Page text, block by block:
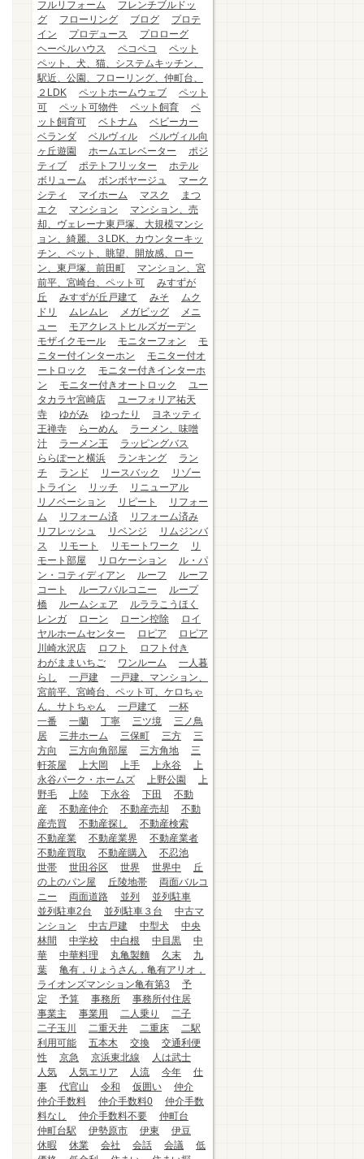
フルリフォーム
フレンチブルドッ
グ
フローリング ブログ
プロテ
イン
プロデュース
プロローグ
ヘーベルハウス
ペコペコ
ペット
ペット、犬、猫、システムキッチン、
駅近、公園、フローリング、仲町台、
２LDK
ペットホームウェブ
ペット
可
ペット可物件 ペット飼育
ペ
ット飼育可
ベトナム
ベビーカー
ベランダ
ベルヴィル
ベルヴィル向
ヶ丘遊園
ホームエレベーター
ポジ
ティブ
ポテトフリッター
ホテル
ボリューム
ボンボヤージュ
マーク
シティ
マイホーム マスク
まつ
エク
マンション
マンション、売
却、ヴェレーナ東戸塚、大規模マンシ
ョン、綺麗、３LDK、カウンターキッ
チン、ペット、眺望、開放感、ロー
ン、東戸塚、前田町
マンション、宮
前平、宮崎台、ペット可
みすずが
丘
みすずが丘戸建て みそ
ムク
ドリ
ムレムレ メガビッグ
メニ
ュー
モアクレストヒルズガーデン
モザイクモール
モニターフォン
モ
ニター付インターホン
モニター付オ
ートロック
モニター付きインターホ
ン
モニター付きオートロック
ユー
タカラヤ宮崎店
ユーフォリア祐天
寺
ゆがみ ゆったり
ヨネッティ
王禅寺
らーめん
ラーメン、味噌
汁
ラーメン王
ラッピングバス
ららぽーと横浜
ランキング
ラン
チ
ランド リースバック
リゾー
トライン
リッチ
リニューアル
リノベーション
リピート
リフォー
ム
リフォーム済
リフォーム済み
リフレッシュ
リベンジ
リムジンバ
ス
リモート リモートワーク
リ
モート部屋
リロケーション
ル・パ
ン・コティディアン
ルーフ
ルーフ
コート
ルーフバルコニー
ループ
橋
ルームシェア
ルララこうほく
レンガ
ローン ローン控除
ロイ
ヤルホームセンター
ロピア
ロピア
川崎水沢店
ロフト
ロフト付き
わがままいちご
ワンルーム
一人暮
らし
一戸建
一戸建、マンション、
宮前平、宮崎台、ペット可、ケロちゃ
ん、サトちゃん
一戸建て
一杯
一番
一蘭 丁寧 三ツ境
三ノ鳥
居
三井ホーム 三保町 三方
三
方向
三方向角部屋 三方角地
三
軒茶屋
上大岡 上手 上永谷
上
永谷パーク・ホームズ
上野公園
上
野毛
上陸 下永谷 下田
不動
産
不動産仲介 不動産売却
不動
産売買
不動産探し
不動産検索
不動産業
不動産業界
不動産業者
不動産買取
不動産購入
不忍池
世帯
世田谷区 世界 世界中
丘
の上のパン屋
丘陵地帯
両面バルコ
ニー
両面道路 並列
並列駐車
並列駐車2台
並列駐車３台
中古マ
ンション
中古戸建 中型犬
中央
林間
中学校 中白根 中目黒
中
華
中華料理 丸亀製麵 久末
九
葉
亀有，りょうさん，亀有アリオ，
ライオンズマンション亀有第3
予
定
予算 事務所
事務所付住居
事業主
事業用 二人乗り
二子
二子玉川
二重天井 二重床
二駅
利用可能
五本木 交換
交通利便
性
京急 京浜東北線
人は武士
人気
人気エリア 人流 今年
仕
事
代官山 令和 仮囲い
仲介
仲介手数料
仲介手数料0
仲介手数
料なし
仲介手数料不要
仲町台
仲町台駅
伊勢原市 伊東
伊豆
休暇
休業 会社 会話 会議
低